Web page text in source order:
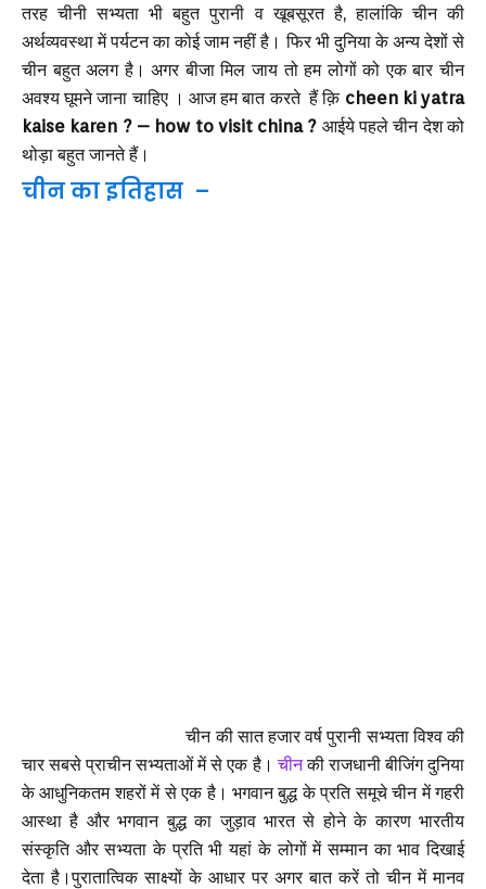
तरह चीनी सभ्यता भी बहुत पुरानी व खूबसूरत है, हालांकि चीन की
अर्थव्यवस्था में पर्यटन का कोई जाम नहीं है। फिर भी दुनिया के अन्य देशों से
चीन बहुत अलग है। अगर बीजा मिल जाय तो हम लोगों को एक बार चीन
अवश्य घूमने जाना चाहिए । आज हम बात करते हैं क़ि cheen ki yatra
kaise karen ? – how to visit china ? आईये पहले चीन देश को
थोड़ा बहुतजानतेहैं।
चीन का इतिहास –
चीन की सात हजार वर्ष पुरानी सभ्यता विश्व की
चार सबसे प्राचीन सभ्यताओं में से एक है।चीनकी राजधानी बीजिंग दुनिया
के आधुनिकतम शहरों में से एक है। भगवान बुद्ध के प्रति समूचे चीन में गहरी
आस्था है और भगवान बुद्ध का जुड़ाव भारत से होने के कारण भारतीय
संस्कृति और सभ्यता के प्रति भी यहां के लोगों में सम्मान का भाव दिखाई
देता है।पुरातात्विक साक्ष्यों के आधार पर अगर बात करें तो चीन में मानव